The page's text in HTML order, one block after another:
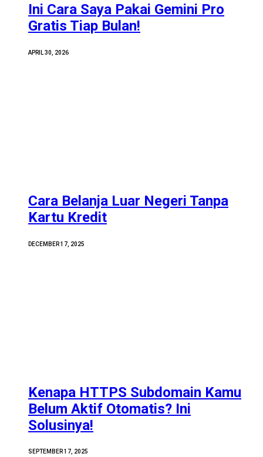
Ini Cara Saya Pakai Gemini Pro
Gratis Tiap Bulan!
APRIL 30, 2026
Cara Belanja Luar Negeri Tanpa
Kartu Kredit
DECEMBER 17, 2025
Kenapa HTTPS Subdomain Kamu
Belum Aktif Otomatis? Ini
Solusinya!
SEPTEMBER 17, 2025